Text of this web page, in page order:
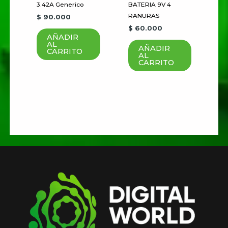
que haga un comentario.
3.42A Generico
$ 90.000
AÑADIR
AL
CARRITO
BATERIA 9V 4
RANURAS
$ 60.000
AÑADIR
AL
CARRITO